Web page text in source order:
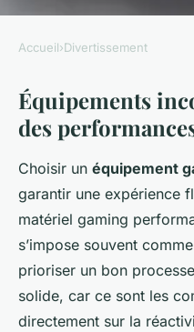
Guide
l'équipement
sessions de
inégalées
Lucie 4 min
Accueil›Divertissement
Équipements
des
Choisir un équipement
garantir une expérience
matériel gaming
s’impose souvent
prioriser un bon
solide, car ce sont les
directement sur la